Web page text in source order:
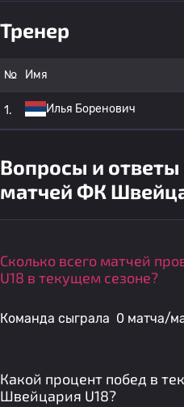
Тренер
№ Имя
1. Илья Боренович
Вопросы и ответы
матчей ФК
Сколько всего матчей
U18 в текущем сезоне?
Команда сыграла 0 матча/
Какой процент побед в
Швейцария U18?